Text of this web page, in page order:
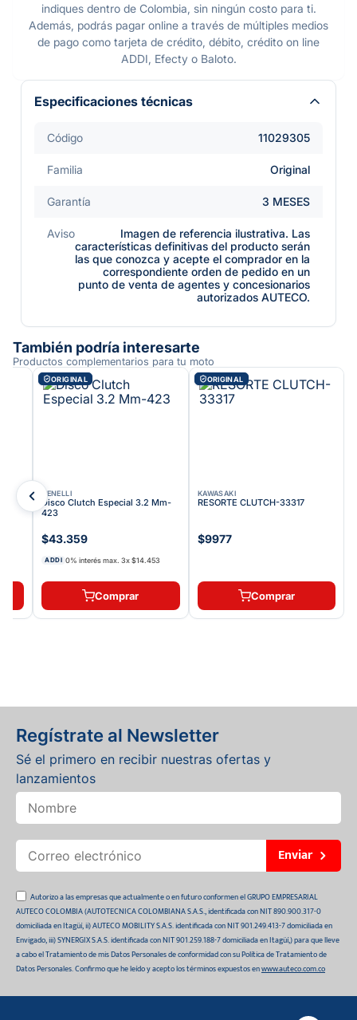
indiques dentro de Colombia, sin ningún costo para ti.
Además, podrás pagar online a través de múltiples medios
de pago como tarjeta de crédito, débito, crédito on line
ADDI, Efecty o Baloto.
Especificaciones técnicas
Código 11029305
Familia Original
Garantía 3 MESES
Aviso
Imagen de referencia ilustrativa. Las
características definitivas del producto serán
las que conozca y acepte el comprador en la
correspondiente orden de pedido en un
punto de venta de agentes y concesionarios
autorizados AUTECO.
También podría interesarte
Productos complementarios para tu moto
ORIGINAL
BENELLI
Disco Clutch Especial 3.2 Mm-
423
$43.359
ADDI 0% interés max.3x$14.453
Comprar
ORIGINAL
KAWASAKI
RESORTE CLUTCH-33317
$9977
Comprar
Regístrate al Newsletter
Sé el primero en recibir nuestras ofertas y
lanzamientos
Enviar
Autorizo a las empresas que actualmente o en futuro conformen el GRUPO EMPRESARIAL
AUTECO COLOMBIA (AUTOTECNICA COLOMBIANA S.A.S., identificada con NIT 890.900.317-0
domiciliada en Itagüí, ii) AUTECO MOBILITY S.A.S. identificada con NIT 901.249.413-7 domiciliada en
Envigado, iii) SYNERGIX S.A.S. identificada con NIT 901.259.188-7 domiciliada en Itagüí,) para que lleve
a cabo el Tratamiento de mis Datos Personales de conformidad con su Política de Tratamiento de
Datos Personales. Confirmo que he leído y acepto los términos expuestos enwww.auteco.com.co